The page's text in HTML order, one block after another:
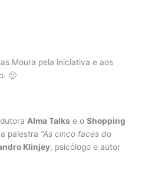
Moura pela iniciativa e aos
🙂
Alma Talks e o Shopping
palestra “As cinco faces do
Klinjey, psicólogo e autor